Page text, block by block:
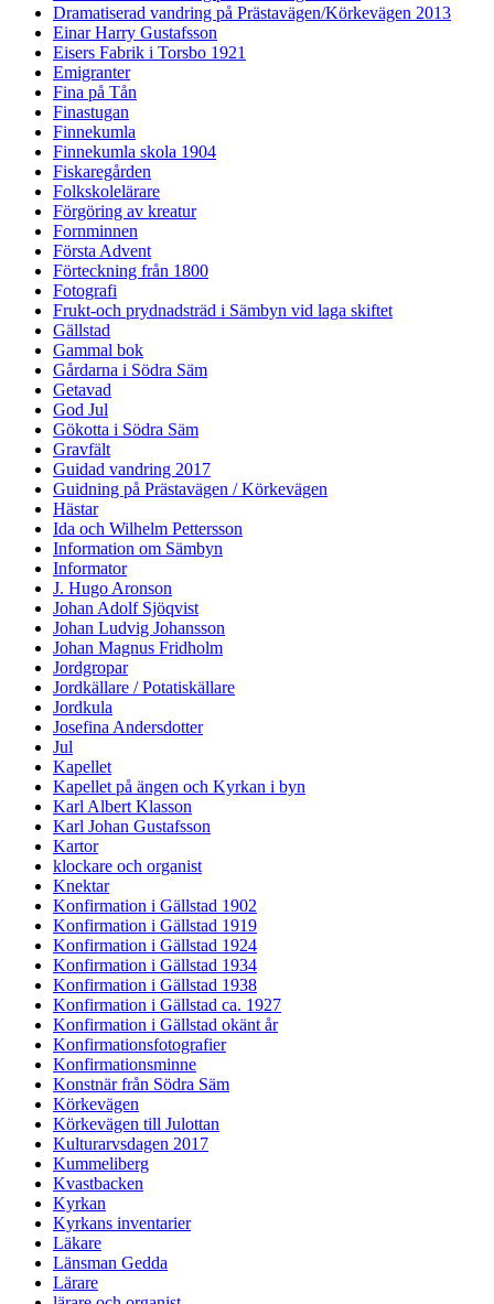
Dramatiserad vandring på Prästavägen/Körkevägen 2013
Einar Harry Gustafsson
Eisers Fabrik i Torsbo 1921
Emigranter
Fina på Tån
Finastugan
Finnekumla
Finnekumla skola 1904
Fiskaregården
Folkskolelärare
Förgöring av kreatur
Fornminnen
Första Advent
Förteckning från 1800
Fotografi
Frukt-och prydnadsträd i Sämbyn vid laga skiftet
Gällstad
Gammal bok
Gårdarna i Södra Säm
Getavad
God Jul
Gökotta i Södra Säm
Gravfält
Guidad vandring 2017
Guidning på Prästavägen / Körkevägen
Hästar
Ida och Wilhelm Pettersson
Information om Sämbyn
Informator
J. Hugo Aronson
Johan Adolf Sjöqvist
Johan Ludvig Johansson
Johan Magnus Fridholm
Jordgropar
Jordkällare / Potatiskällare
Jordkula
Josefina Andersdotter
Jul
Kapellet
Kapellet på ängen och Kyrkan i byn
Karl Albert Klasson
Karl Johan Gustafsson
Kartor
klockare och organist
Knektar
Konfirmation i Gällstad 1902
Konfirmation i Gällstad 1919
Konfirmation i Gällstad 1924
Konfirmation i Gällstad 1934
Konfirmation i Gällstad 1938
Konfirmation i Gällstad ca. 1927
Konfirmation i Gällstad okänt år
Konfirmationsfotografier
Konfirmationsminne
Konstnär från Södra Säm
Körkevägen
Körkevägen till Julottan
Kulturarvsdagen 2017
Kummeliberg
Kvastbacken
Kyrkan
Kyrkans inventarier
Läkare
Länsman Gedda
Lärare